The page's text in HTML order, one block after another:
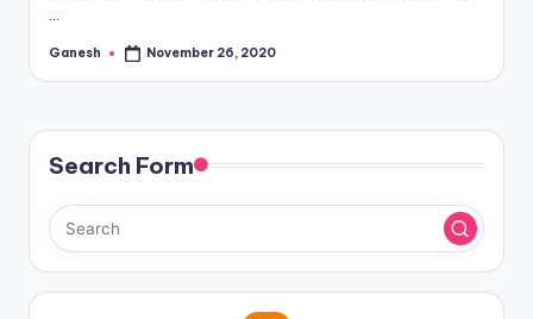
…
Posted
Ganesh November 26, 2020
Search Form